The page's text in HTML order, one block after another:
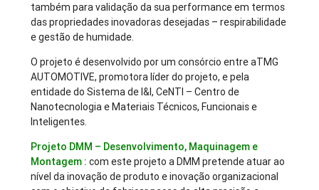
também para validação da sua performance em termos
das propriedades inovadoras desejadas – respirabilidade
e gestão de humidade.
O projeto é desenvolvido por um consórcio entre aTMG
AUTOMOTIVE, promotora líder do projeto, e pela
entidade do Sistema de I&I, CeNTI – Centro de
Nanotecnologia e Materiais Técnicos, Funcionais e
Inteligentes.
Projeto DMM – Desenvolvimento, Maquinagem e
Montagem :com este projeto a DMM pretende atuar ao
nível da inovação de produto e inovação organizacional